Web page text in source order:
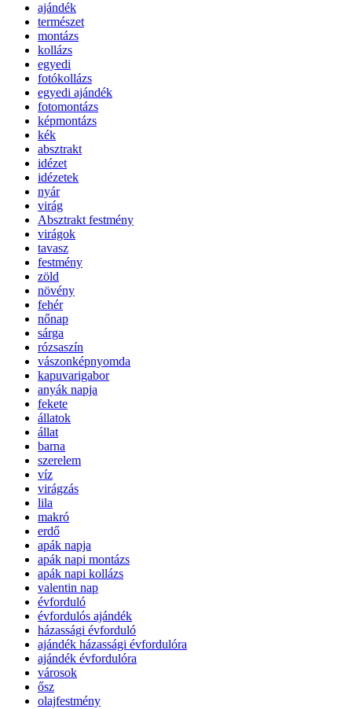
ajándék
természet
montázs
kollázs
egyedi
fotókollázs
egyedi ajándék
fotomontázs
képmontázs
kék
absztrakt
idézet
idézetek
nyár
virág
Absztrakt festmény
virágok
tavasz
festmény
zöld
növény
fehér
nőnap
sárga
rózsaszín
vászonképnyomda
kapuvarigabor
anyák napja
fekete
állatok
állat
barna
szerelem
víz
virágzás
lila
makró
erdő
apák napja
apák napi montázs
apák napi kollázs
valentin nap
évforduló
évfordulós ajándék
házassági évforduló
ajándék házassági évfordulóra
ajándék évfordulóra
városok
ősz
olajfestmény